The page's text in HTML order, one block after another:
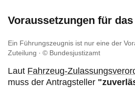
Voraussetzungen für
Ein Führungszeugnis ist nur eine der
Zuteilung
© Bundesjustizamt
Laut Fahrzeug-
muss der Antragsteller